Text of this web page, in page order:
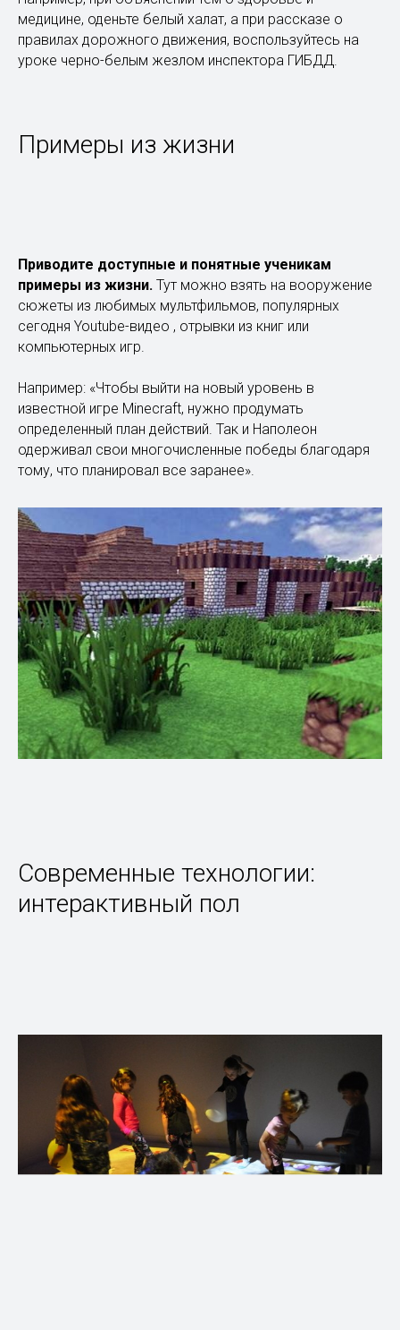
медицине, оденьте белый халат, а при рассказе о
правилах дорожного движения, воспользуйтесь на
уроке черно-белым жезлом инспектора ГИБДД.
Примеры из жизни
Приводите доступные и понятные ученикам
примеры из жизни. Тут можно взять на вооружение
сюжеты из любимых мультфильмов, популярных
сегодня Youtube-видео , отрывки из книг или
компьютерных игр.
Например: «Чтобы выйти на новый уровень в
известной игре Minecraft, нужно продумать
определенный план действий. Так и Наполеон
одерживал свои многочисленные победы благодаря
тому, что планировал все заранее».
Современные технологии:
интерактивный пол